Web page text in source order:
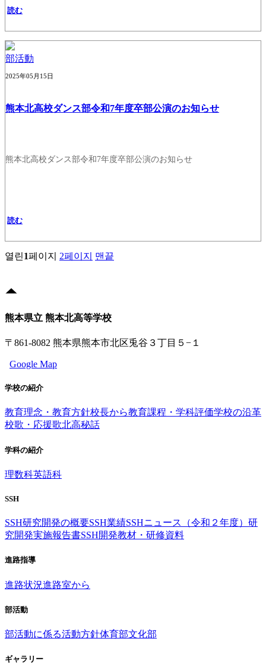
読む
部活動
2025年05月15日
熊本北高校ダンス部令和7年度卒部公演のお知らせ
熊本北高校ダンス部令和7年度卒部公演のお知らせ
読む
열린1페이지 2페이지 맨끝
熊本県立 熊本北高等学校
〒861-8082 熊本県熊本市北区兎谷３丁目５−１
Google Map
学校の紹介
教育理念・教育方針校長から教育課程・学科評価学校の沿革
校歌・応援歌北高秘話
学科の紹介
理数科英語科
SSH
SSH研究開発の概要SSH業績SSHニュース（令和２年度） 研
究開発実施報告書SSH開発教材・研修資料
進路指導
進路状況進路室から
部活動
部活動に係る活動方針体育部文化部
ギャラリー